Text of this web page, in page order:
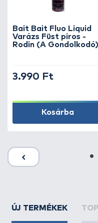
Bait Bait Fluo Liquid
Varázs Füst piros -
Rodin (A Gondolkodó)
3.990 Ft
Kosárba
ÚJ TERMÉKEK